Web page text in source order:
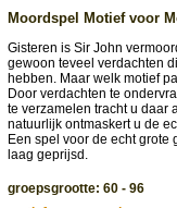
Moordspel Motief voor
Gisteren is Sir John
gewoon teveel verdachten
hebben. Maar welk motief
Door verdachten te
te verzamelen tracht u daar
natuurlijk ontmaskert u de
Een spel voor de echt grote
laag geprijsd.
groepsgrootte: 60 - 96